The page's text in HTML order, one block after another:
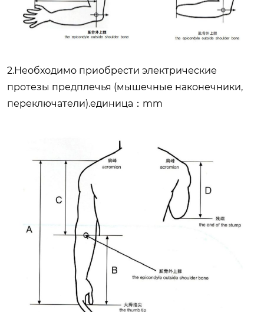
2.Необходимо приобрести электрические
протезы предплечья (мышечные наконечники,
переключатели).единица：mm